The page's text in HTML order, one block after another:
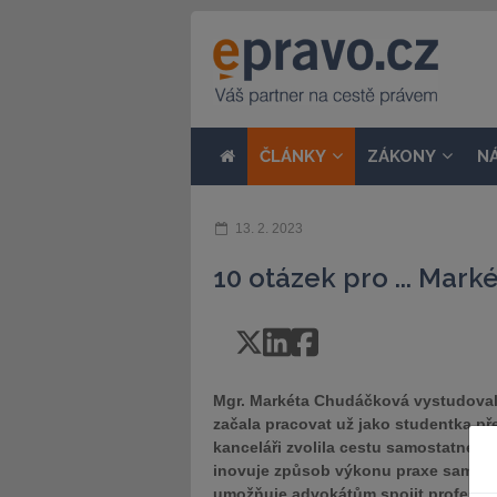
ČLÁNKY ZÁKONY
13. 2. 2023
10 otázek pro ...
Mgr. Markéta Chudáčková
začala pracovat už jako studentka
kanceláři zvolila cestu samostatné
inovuje způsob výkonu praxe